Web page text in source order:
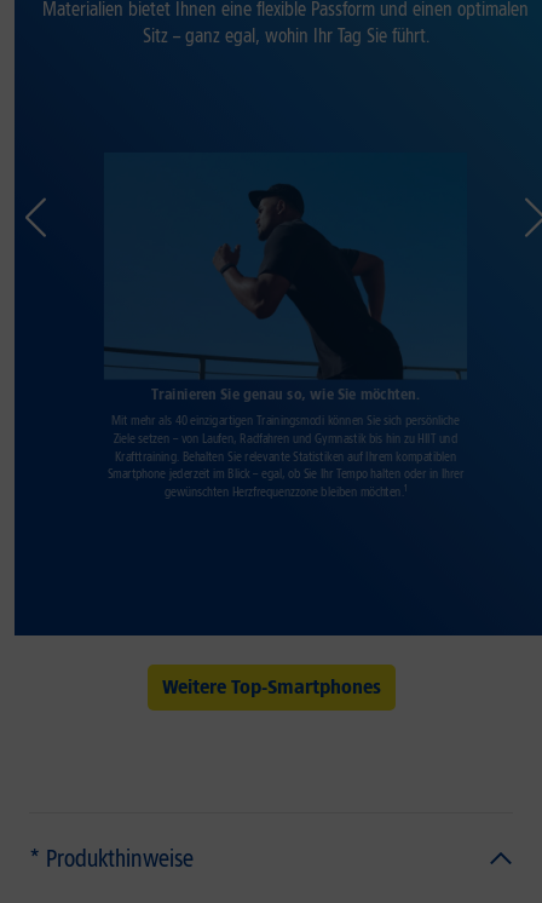
Materialien bietet Ihnen eine flexible Passform und einen optimalen
Sitz – ganz egal, wohin Ihr Tag Sie führt.
Trainieren Sie genau so, wie Sie möchten.
Mit mehr als 40 einzigartigen Trainingsmodi können Sie sich persönliche
Ziele setzen – von Laufen, Radfahren und Gymnastik bis hin zu HIIT und
Krafttraining. Behalten Sie relevante Statistiken auf Ihrem kompatiblen
Smartphone jederzeit im Blick – egal, ob Sie Ihr Tempo halten oder in Ihrer
gewünschten Herzfrequenzzone bleiben möchten. 1
Weitere Top-Smartphones
* Produkthinweise